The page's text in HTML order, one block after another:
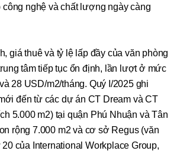
nghệ và chất lượng ngày càng
giá thuê và tỷ lệ lấp đầy của văn phòng
tâm tiếp tục ổn định, lần lượt ở mức
28 USD/m2/tháng. Quý I/2025 ghi
đến từ các dự án CT Dream và CT
5.000 m2) tại quận Phú Nhuận và Tân
rộng 7.000 m2 và cơ sở Regus (văn
của International Workplace Group,